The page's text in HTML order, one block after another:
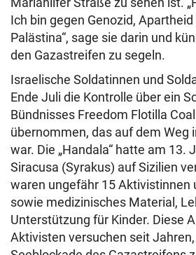
Ich bin gegen Genozid,
Palästina“, sage sie darin und
den Gazastreifen zu segeln.
Israelische Soldatinnen und
Ende Juli die Kontrolle über ein
Bündnisses Freedom Flotilla
übernommen, das auf dem Weg
war. Die „Handala“ hatte am 13.
Siracusa (Syrakus) auf Sizilien
waren ungefähr 15 Aktivistinnen
sowie medizinisches Material,
Unterstützung für Kinder. Diese
Aktivisten versuchen seit